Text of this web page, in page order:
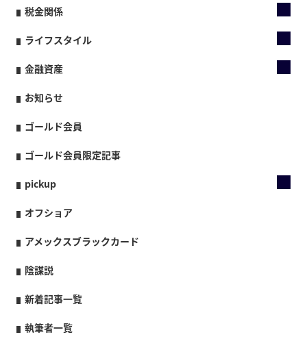
税金関係
ライフスタイル
金融資産
お知らせ
ゴールド会員
ゴールド会員限定記事
pickup
オフショア
アメックスブラックカード
陰謀説
新着記事一覧
執筆者一覧